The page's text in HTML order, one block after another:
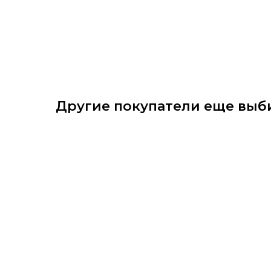
Другие покупатели еще